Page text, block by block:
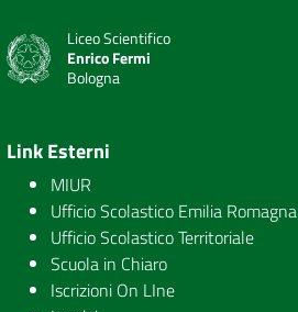
Liceo Scientifico
Enrico Fermi
Bologna
Link Esterni
MIUR
Ufficio Scolastico Emilia Romagna
Ufficio Scolastico Territoriale
Scuola in Chiaro
Iscrizioni On LIne